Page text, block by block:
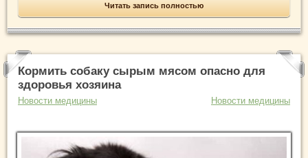
Читать запись полностью
Кормить собаку сырым мясом опасно для
здоровья хозяина
Новости медицины Новости медицины